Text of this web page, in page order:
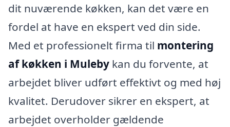
dit nuværende køkken, kan det være en
fordel at have en ekspert ved din side.
Med et professionelt firma til montering
af køkken i Muleby kan du forvente, at
arbejdet bliver udført effektivt og med høj
kvalitet. Derudover sikrer en ekspert, at
arbejdet overholder gældende